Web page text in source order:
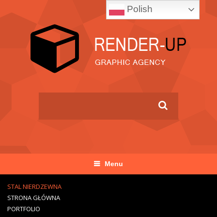
Menu
STAL NIERDZEWNA
STRONA GŁÓWNA
PORTFOLIO
Polish